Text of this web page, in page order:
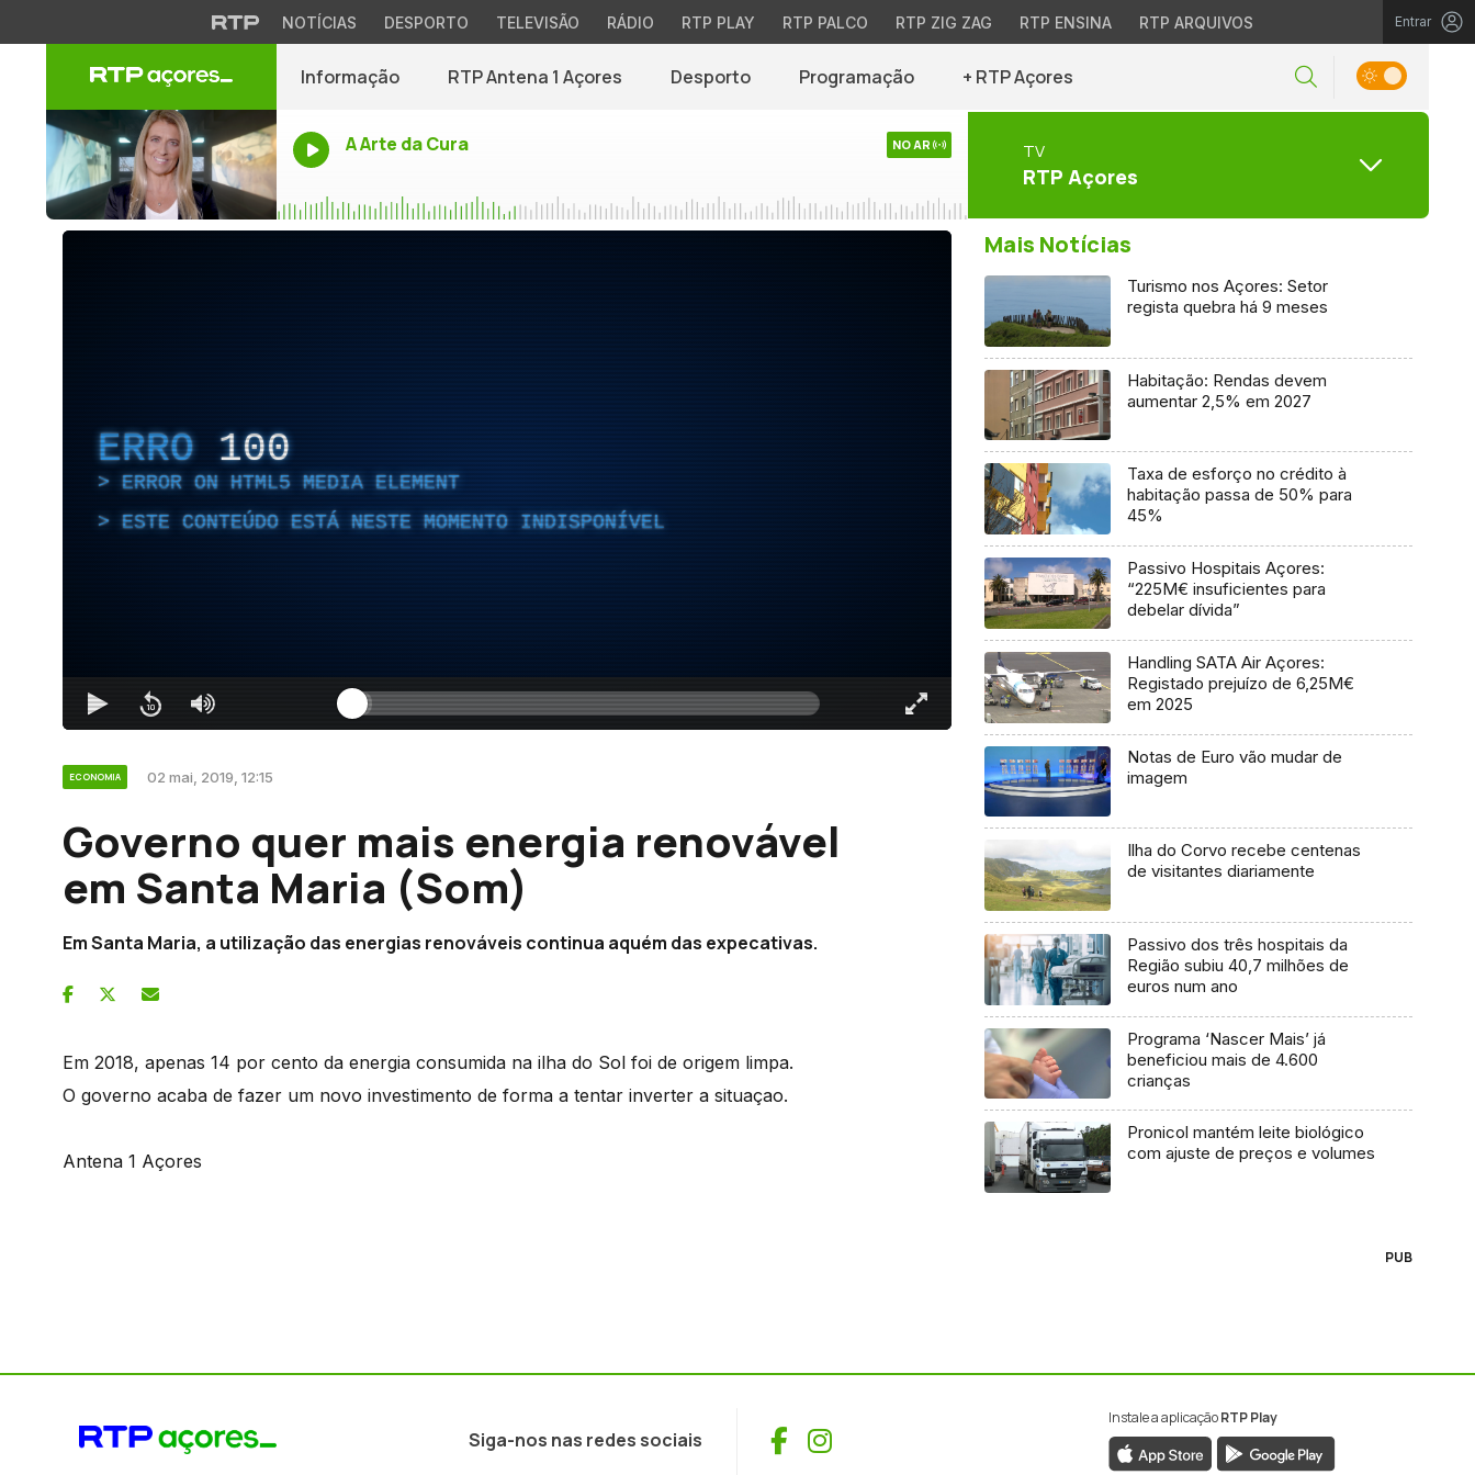
NOTÍCIAS DESPORTO TELEVISÃO RÁDIO RTP PLAY RTP PALCO RTP ZIG ZAG RTP ENSINA RTP ARQUIVOS Entrar
Informação RTP Antena 1 Açores Desporto Programação + RTP Açores
A Arte da Cura NO AR TV
RTP Açores
ERRO 100
ERROR ON HTML5 MEDIA ELEMENT
ESTE CONTEÚDO ESTÁ NESTE MOMENTO INDISPONÍVEL
ECONOMIA 02 mai, 2019, 12:15
Governo quer mais energia renovável
em Santa Maria (Som)
Em Santa Maria, a utilização das energias renováveis continua aquém das expecativas.
Em 2018, apenas 14 por cento da energia consumida na ilha do Sol foi de origem limpa.
O governo acaba de fazer um novo investimento de forma a tentar inverter a situaçao.
Antena 1 Açores
Mais Notícias
Turismo nos Açores: Setor
regista quebra há 9 meses
Habitação: Rendas devem
aumentar 2,5% em 2027
Taxa de esforço no crédito à
habitação passa de 50% para
45%
Passivo Hospitais Açores:
“225M€ insuficientes para
debelar dívida”
Handling SATA Air Açores:
Registado prejuízo de 6,25M€
em 2025
Notas de Euro vão mudar de
imagem
Ilha do Corvo recebe centenas
de visitantes diariamente
Passivo dos três hospitais da
Região subiu 40,7 milhões de
euros num ano
Programa ‘Nascer Mais’ já
beneficiou mais de 4.600
crianças
Pronicol mantém leite biológico
com ajuste de preços e volumes
PUB
Siga-nos nas redes sociais Facebook
Instagram
Instale a aplicaçãoRTP Play